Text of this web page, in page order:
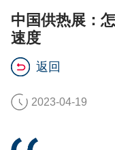
中国供热展：
速度
返回
2023-04-19